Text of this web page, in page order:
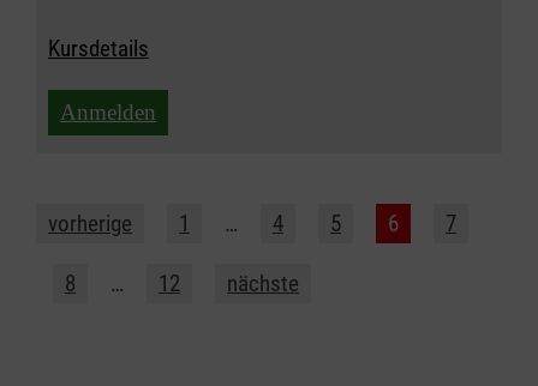
Kursdetails
Anmelden
vorherige 1 … 4 5 6 7
8 … 12 nächste